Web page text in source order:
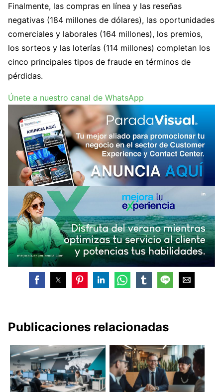
Finalmente, las compras en línea y las reseñas
negativas (184 millones de dólares), las oportunidades
comerciales y laborales (164 millones), los premios,
los sorteos y las loterías (114 millones) completan los
cinco principales tipos de fraude en términos de
pérdidas.
Únete a nuestro canal de WhatsApp
Publicaciones relacionadas